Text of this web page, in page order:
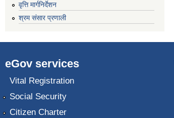
वृत्ति मार्गनिर्देशन
श्रम संसार प्रणाली
eGov services
Vital Registration
Social Security
Citizen Charter